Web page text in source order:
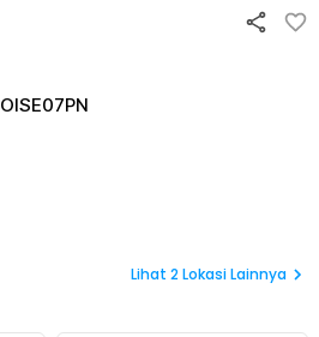
OISE07PN
Lihat 2Lokasi Lainnya